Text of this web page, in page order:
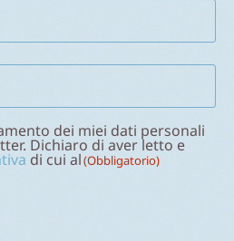
dei miei dati personali
Dichiaro di aver letto e
di cui al(Obbligatorio)